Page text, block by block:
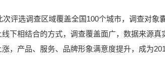
选调查区域覆盖全国100个城市，调查对象
下相结合的方式，调查覆盖面广，数据来源
，产品、服务、品牌形象满意度提升，成为